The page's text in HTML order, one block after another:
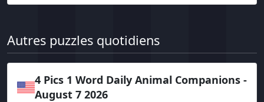
Autres puzzles quotidiens
4 Pics 1 Word Daily Animal Companions -
August 7 2026